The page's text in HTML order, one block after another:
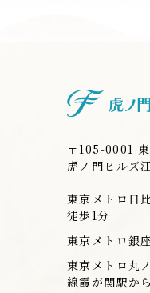
〒105-0001
虎ノ門ヒルズ
東京メトロ日
徒歩1分
東京メトロ銀
東京メトロ丸
線霞が関駅か